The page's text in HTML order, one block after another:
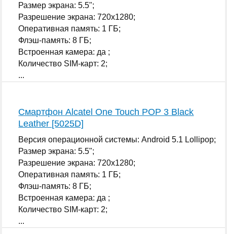
Размер экрана: 5.5";
Разрешение экрана: 720x1280;
Оперативная память: 1 ГБ;
Флэш-память: 8 ГБ;
Встроенная камера: да ;
Количество SIM-карт: 2;
...
Смартфон Alcatel One Touch POP 3 Black
Leather [5025D]
Версия операционной системы: Android 5.1 Lollipop;
Размер экрана: 5.5";
Разрешение экрана: 720x1280;
Оперативная память: 1 ГБ;
Флэш-память: 8 ГБ;
Встроенная камера: да ;
Количество SIM-карт: 2;
...